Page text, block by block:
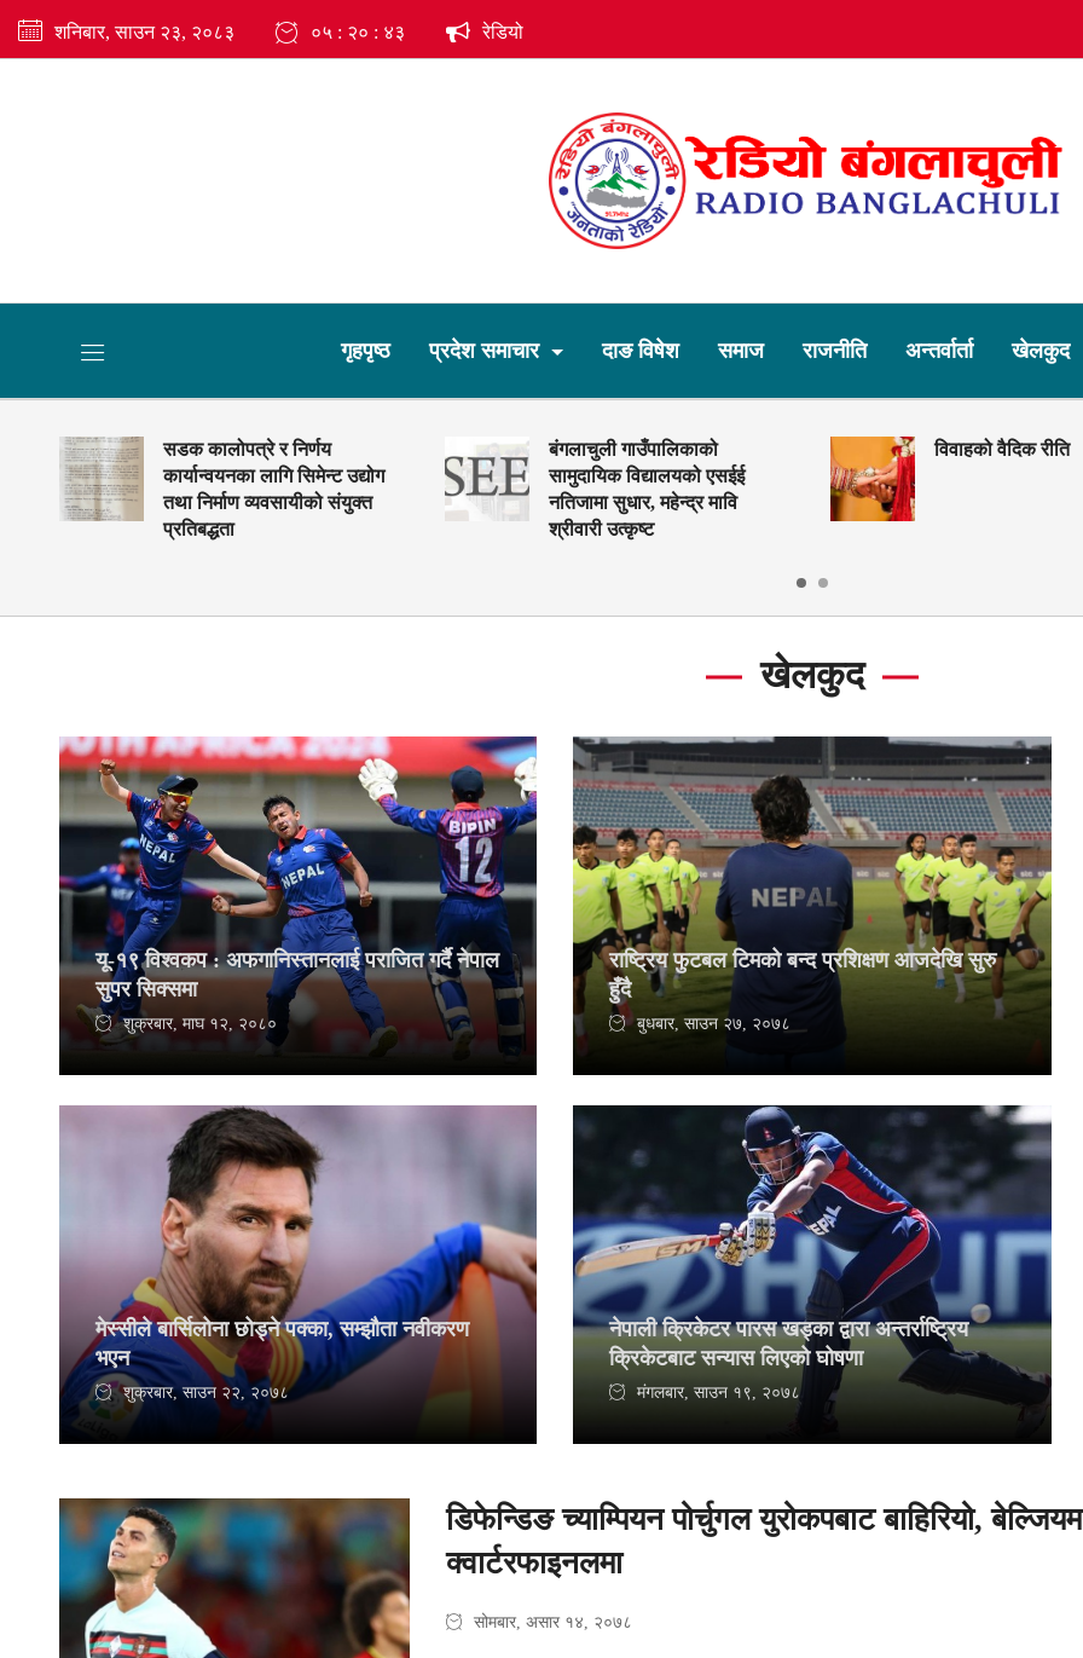
शनिबार, साउन २३, २०८३ ०५ : २० : ४५ रेडियो
गृहपृष्ठ प्रदेश समाचार दाङ विषेश समाज राजनीति अन्तर्वार्ता खेलकुद
सडक कालोपत्रे र निर्णय
कार्यान्वयनका लागि सिमेन्ट उद्योग
तथा निर्माण व्यवसायीको संयुक्त
प्रतिबद्धता
बंगलाचुली गाउँपालिकाको
सामुदायिक विद्यालयको एसईई
नतिजामा सुधार, महेन्द्र मावि
श्रीवारी उत्कृष्ट
विवाहको वैदिक रीति
खेलकुद
यू-१९ विश्वकप : अफगानिस्तानलाई पराजित गर्दै नेपाल
सुपर सिक्समा
शुक्रबार, माघ १२, २०८०
राष्ट्रिय फुटबल टिमको बन्द प्रशिक्षण आजदेखि सुरु
हुँदै
बुधबार, साउन २७, २०७८
मेस्सीले बार्सिलोना छोड्ने पक्का, सम्झौता नवीकरण
भएन
शुक्रबार, साउन २२, २०७८
नेपाली क्रिकेटर पारस खड्का द्वारा अन्तर्राष्ट्रिय
क्रिकेटबाट सन्यास लिएको घोषणा
मंगलबार, साउन १९, २०७८
डिफेन्डिङ च्याम्पियन पोर्चुगल युरोकपबाट बाहिरियो, बेल्जियम
क्वार्टरफाइनलमा
सोमबार, असार १४, २०७८